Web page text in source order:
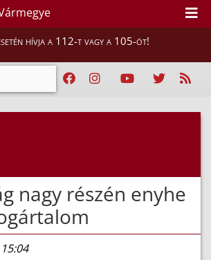
hívja a 112-t vagy a 105-öt!
nagy részén enyhe